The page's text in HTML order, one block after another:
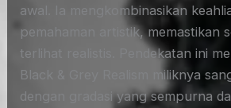
awal. Ia mengkombinasikan
pemahaman artistik, memastikan
terlihat realistis. Pendekatan ini
Black & Grey Realism miliknya
dengan gradasi yang sempurna